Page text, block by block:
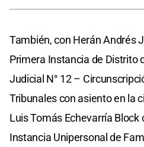
También, con Herán Andrés
Primera Instancia de Distrito
Judicial N° 12 –
Tribunales con asiento en la
Luis Tomás Echevarría
Instancia Unipersonal de